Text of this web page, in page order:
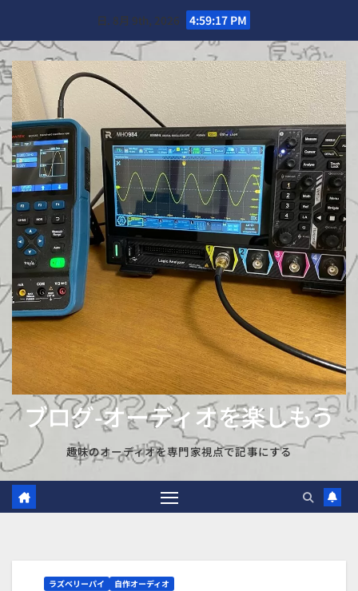
content
日. 8月 9th, 2026 4:59:19 PM
ブログ-オーディオを楽しもう
趣味のオーディオを専門家視点で記事にする
ラズベリーパイ 自作オーディオ